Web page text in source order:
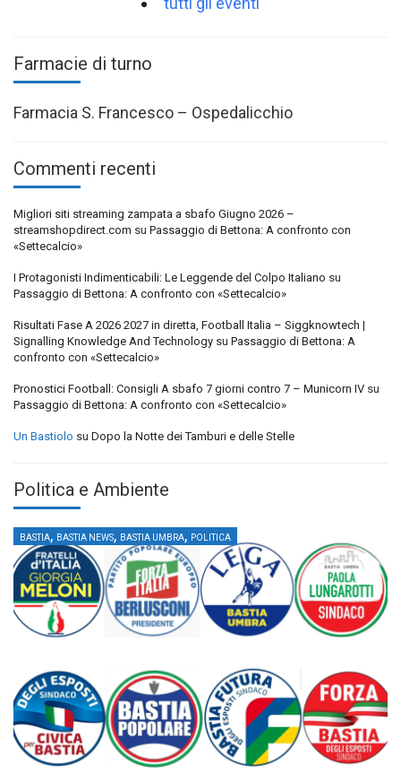
Farmacie di turno
Farmacia S. Francesco – Ospedalicchio
Commenti recenti
Migliori siti streaming zampata a sbafo Giugno 2026 –
streamshopdirect.com su Passaggio di Bettona: A confronto con
«Settecalcio»
I Protagonisti Indimenticabili: Le Leggende del Colpo Italiano su
Passaggio di Bettona: A confronto con «Settecalcio»
Risultati Fase A 2026 2027 in diretta, Football Italia – Siggknowtech |
Signalling Knowledge And Technology su Passaggio di Bettona: A
confronto con «Settecalcio»
Pronostici Football: Consigli A sbafo 7 giorni contro 7 – Municorn IV su
Passaggio di Bettona: A confronto con «Settecalcio»
Un Bastiolo su Dopo la Notte dei Tamburi e delle Stelle
Politica e Ambiente
BASTIA, BASTIA NEWS, BASTIA UMBRA, POLITICA